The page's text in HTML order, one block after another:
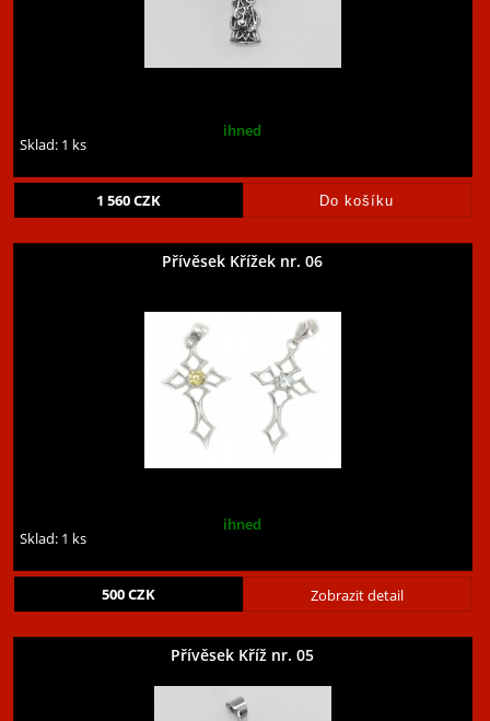
ihned
Sklad: 1 ks
1 560CZK
Přívěsek Křížek nr. 06
ihned
Sklad: 1 ks
Zobrazit detail
500CZK
Přívěsek Kříž nr. 05